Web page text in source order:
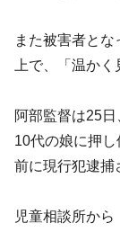
また被害者と
上で、「温か
阿部監督は25
10代の娘に押
前に現行犯逮捕
児童相談所か